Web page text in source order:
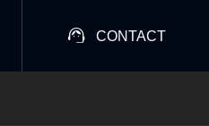
 CONTACT